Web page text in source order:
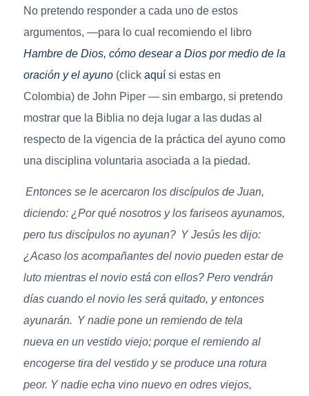
No pretendo responder a cada uno de estos
argumentos, —para lo cual recomiendo el libro
Hambre de Dios, cómo desear a Dios por medio de la
oración y el ayuno(click aquísi estas en
Colombia) de John Piper — sin embargo, si pretendo
mostrar que la Biblia no deja lugar a las dudas al
respecto de la vigencia de la práctica del ayuno como
una disciplina voluntaria asociada a la piedad.
Entonces se le acercaron los discípulos de Juan,
diciendo: ¿Por qué nosotros y los fariseos ayunamos,
pero tus discípulos no ayunan? Y Jesús les dijo:
¿Acaso los acompañantes del novio pueden estar de
luto mientras el novio está con ellos? Pero vendrán
días cuando el novio les será quitado, y entonces
ayunarán. Y nadie pone un remiendo de tela
nueva en un vestido viejo; porque el remiendo al
encogerse tira del vestido y se produce una rotura
peor. Y nadie echa vino nuevo en odres viejos,